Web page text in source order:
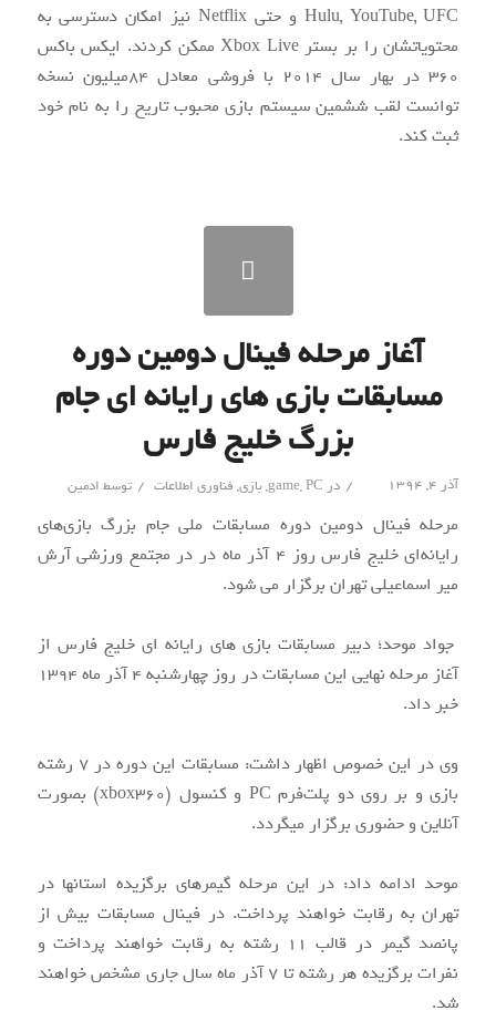
Hulu, YouTube, UFC و حتی Netflix نیز امکان دسترسی به
محتویاتشان را بر بستر Xbox Live ممکن کردند. ایکس‏ باکس
360 در بهار سال 2014 با فروشی معادل 84میلیون نسخه
توانست لقب ششمین سیستم بازی محبوب تاریخ را به نام خود
ثبت کند.
آغاز مرحله فینال دومین دوره
مسابقات بازی های رایانه ای جام
بزرگ خلیج فارس
آذر ۴, ۱۳۹۴ / در game,PC
,بازی, فناوری اطلاعات / توسط ادمین
مرحله فینال دومین دوره مسابقات ملی جام بزرگ بازی‌های
رایانه‌ای خلیج فارس روز 4 آذر ماه در در مجتمع ورزشی آرش
میر اسماعیلی تهران برگزار می شود.
جواد موحد؛ دبیر مسابقات بازی های رایانه ای خلیج فارس از
آغاز مرحله نهایی این مسابقات در روز چهارشنبه 4 آذر ماه 1394
خبر داد.
وی در این خصوص اظهار داشت: مسابقات این دوره در 7 رشته
بازی و بر روی دو پلت‌فرم PC و کنسول (xbox360) بصورت
آنلاین و حضوری برگزار میگردد.
موحد ادامه داد: در این مرحله گیمرهای برگزیده استانها در
تهران به رقابت خواهند پرداخت. در فینال مسابقات بیش از
پانصد گیمر در قالب 11 رشته به رقابت خواهند پرداخت و
نفرات برگزیده هر رشته تا 7 آذر ماه سال جاری مشخص خواهند
شد.